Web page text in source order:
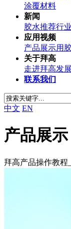
涂覆材料
新闻
胶水推荐行
应用视频
产品展示用
关于拜高
走进拜高发
联系我们
中文 EN
产品展示
拜高产品操作教程